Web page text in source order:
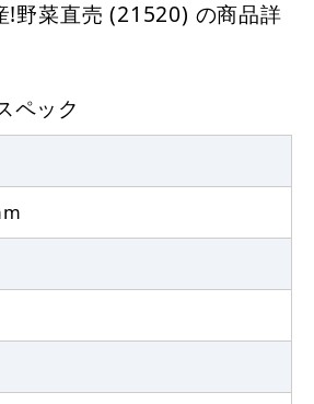
カゴへ
!野菜直売 (21520) の商品詳
ペック